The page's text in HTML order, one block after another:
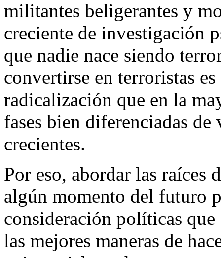
militantes beligerantes y
creciente de investigación
que nadie nace siendo
convertirse en terroristas
radicalización que en la
fases bien diferenciadas
crecientes.
Por eso, abordar las raíces
algún momento del futuro
consideración políticas
las mejores maneras de